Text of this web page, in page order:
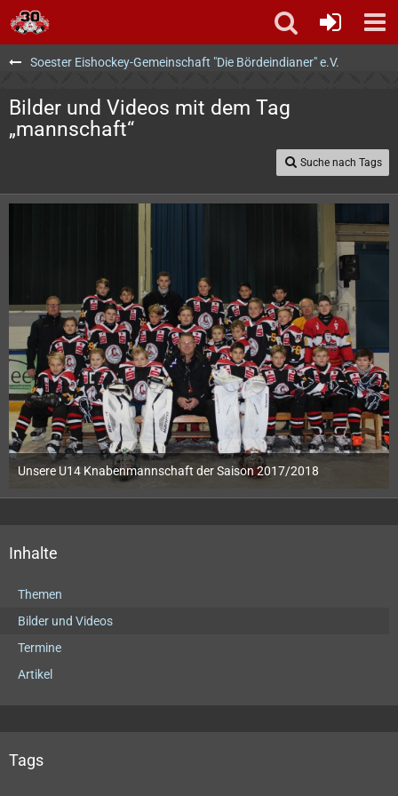
Soester Eishockey-Gemeinschaft "Die Bördeindianer" e.V.
Bilder und Videos mit dem Tag
„mannschaft“
Suche nach Tags
Unsere U14 Knabenmannschaft der Saison 2017/2018
Inhalte
Themen
Bilder und Videos
Termine
Artikel
Tags